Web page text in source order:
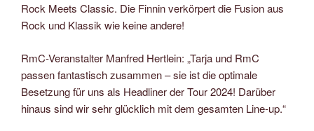
Rock Meets Classic. Die Finnin verkörpert die Fusion aus
Rock und Klassik wie keine andere!
RmC-Veranstalter Manfred Hertlein: „Tarja und RmC
passen fantastisch zusammen – sie ist die optimale
Besetzung für uns als Headliner der Tour 2024! Darüber
hinaus sind wir sehr glücklich mit dem gesamten Line-up.“